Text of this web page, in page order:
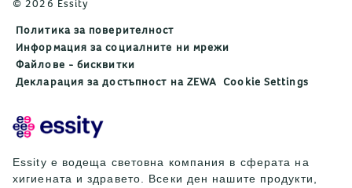
© 2026 Essity
Политика за поверителност
Информация за социалните ни мрежи
Файлове - бисквитки
Декларация за достъпност на ZEWA Cookie Settings
Essity е водеща световна компания в сферата на
хигиената и здравето. Всеки ден нашите продукти,